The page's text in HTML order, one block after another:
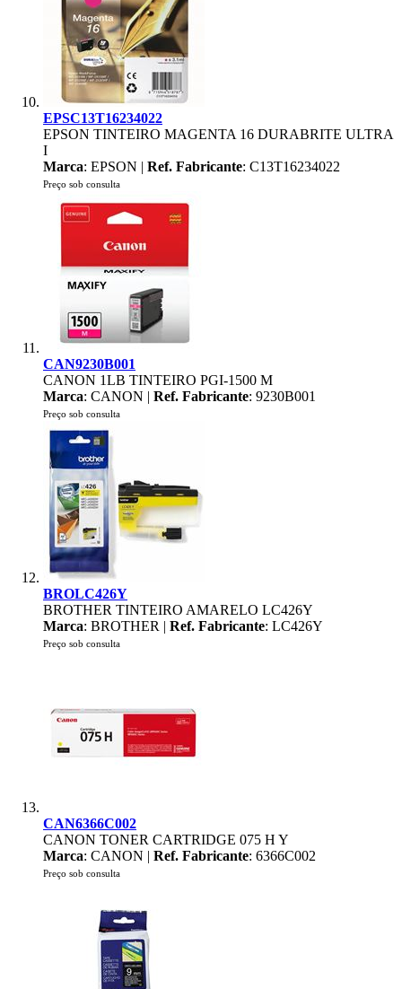
EPSC13T16234022
EPSON TINTEIRO MAGENTA 16 DURABRITE ULTRA
I
Marca: EPSON | Ref. Fabricante: C13T16234022
Preço sob consulta
CAN9230B001
CANON 1LB TINTEIRO PGI-1500 M
Marca: CANON | Ref. Fabricante: 9230B001
Preço sob consulta
BROLC426Y
BROTHER TINTEIRO AMARELO LC426Y
Marca: BROTHER | Ref. Fabricante: LC426Y
Preço sob consulta
CAN6366C002
CANON TONER CARTRIDGE 075 H Y
Marca: CANON | Ref. Fabricante: 6366C002
Preço sob consulta